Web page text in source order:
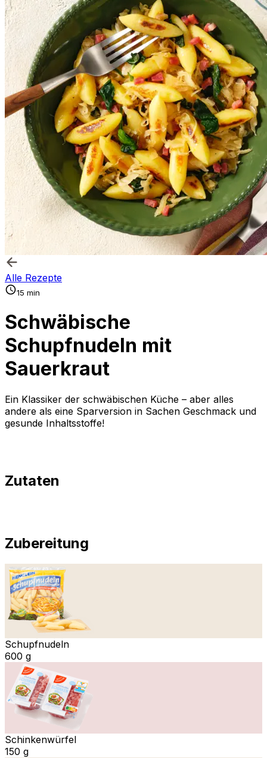
Alle Rezepte
15 min
Schwäbische
Schupfnudeln mit
Sauerkraut
Ein Klassiker der schwäbischen Küche – aber alles
andere als eine Sparversion in Sachen Geschmack und
gesunde Inhaltsstoffe!
Zutaten
Zubereitung
Schupfnudeln
600 g
Schinkenwürfel
150 g